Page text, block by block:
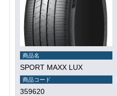
商品名
SPORT MAXX LUX
商品コード
359620